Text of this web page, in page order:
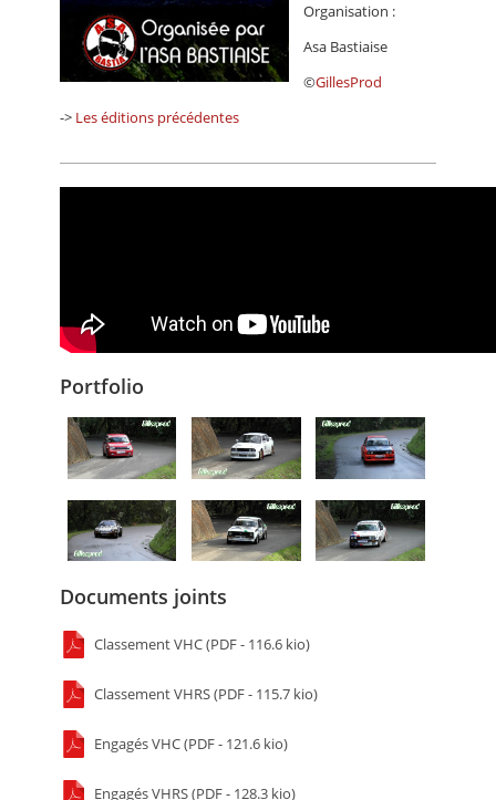
Organisation :
Asa Bastiaise
©GillesProd
-> Les éditions précédentes
Portfolio
Documents joints
Classement VHC (PDF - 116.6 kio)
Classement VHRS (PDF - 115.7 kio)
Engagés VHC (PDF - 121.6 kio)
Engagés VHRS (PDF - 128.3 kio)